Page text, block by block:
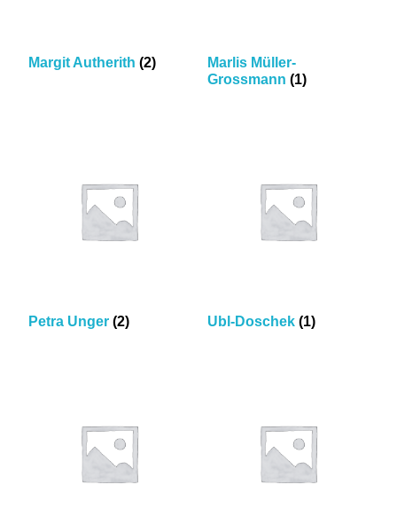
Margit Autherith (2)
Marlis Müller-
Grossmann (1)
Petra Unger (2) Ubl-Doschek (1)